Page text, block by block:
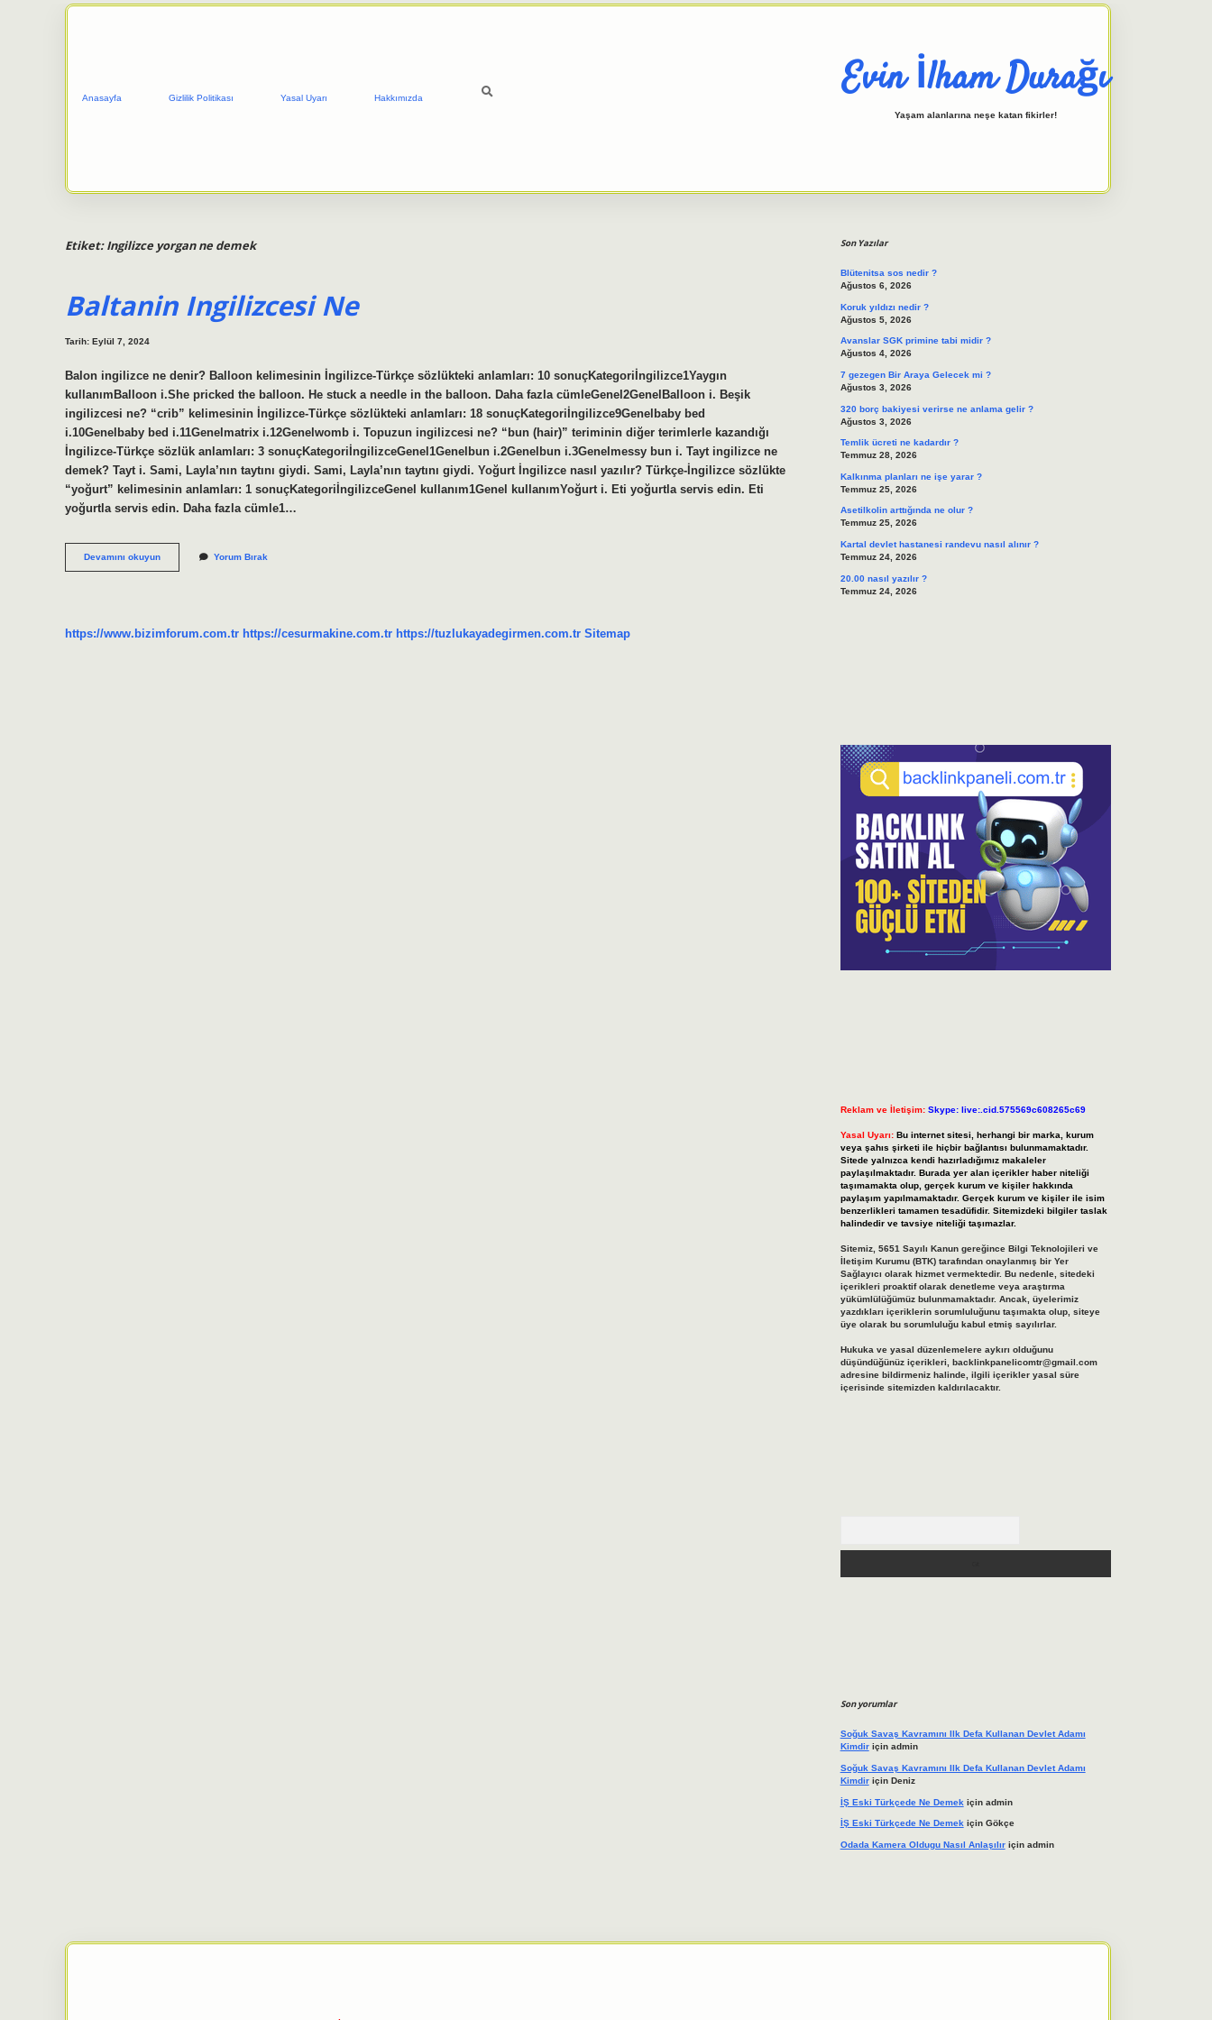
Anasayfa Gizlilik Politikası Yasal Uyarı Hakkımızda Evin İlham Durağı
Yaşam alanlarına neşe katan fikirler!
Etiket:Ingilizce yorgan ne demek
Baltanin Ingilizcesi Ne
Tarih: Eylül 7, 2024
Balon ingilizce ne denir? Balloon kelimesinin İngilizce-Türkçe sözlükteki anlamları: 10 sonuçKategoriİngilizce1Yaygın
kullanımBalloon i.She pricked the balloon. He stuck a needle in the balloon. Daha fazla cümleGenel2GenelBalloon i. Beşik
ingilizcesi ne? “crib” kelimesinin İngilizce-Türkçe sözlükteki anlamları: 18 sonuçKategoriİngilizce9Genelbaby bed
i.10Genelbaby bed i.11Genelmatrix i.12Genelwomb i. Topuzun ingilizcesi ne? “bun (hair)” teriminin diğer terimlerle kazandığı
İngilizce-Türkçe sözlük anlamları: 3 sonuçKategoriİngilizceGenel1Genelbun i.2Genelbun i.3Genelmessy bun i. Tayt ingilizce ne
demek? Tayt i. Sami, Layla’nın taytını giydi. Sami, Layla’nın taytını giydi. Yoğurt İngilizce nasıl yazılır? Türkçe-İngilizce sözlükte
“yoğurt” kelimesinin anlamları: 1 sonuçKategoriİngilizceGenel kullanım1Genel kullanımYoğurt i. Eti yoğurtla servis edin. Eti
yoğurtla servis edin. Daha fazla cümle1…
Devamını okuyunBaltanin
Ingilizcesi
Yorum Bırak
https://www.bizimforum.com.tr https://cesurmakine.com.tr https://tuzlukayadegirmen.com.tr Sitemap
Son Yazılar
Blütenitsa sos nedir ?
Ağustos 6, 2026
Koruk yıldızı nedir ?
Ağustos 5, 2026
Avanslar SGK primine tabi midir ?
Ağustos 4, 2026
7 gezegen Bir Araya Gelecek mi ?
Ağustos 3, 2026
320 borç bakiyesi verirse ne anlama gelir ?
Ağustos 3, 2026
Temlik ücreti ne kadardır ?
Temmuz 28, 2026
Kalkınma planları ne işe yarar ?
Temmuz 25, 2026
Asetilkolin arttığında ne olur ?
Temmuz 25, 2026
Kartal devlet hastanesi randevu nasıl alınır ?
Temmuz 24, 2026
20.00 nasıl yazılır ?
Temmuz 24, 2026
Reklam ve İletişim: Skype: live:.cid.575569c608265c69
Yasal Uyarı: Bu internet sitesi, herhangi bir marka, kurum
veya şahıs şirketi ile hiçbir bağlantısı bulunmamaktadır.
Sitede yalnızca kendi hazırladığımız makaleler
paylaşılmaktadır. Burada yer alan içerikler haber niteliği
taşımamakta olup, gerçek kurum ve kişiler hakkında
paylaşım yapılmamaktadır. Gerçek kurum ve kişiler ile isim
benzerlikleri tamamen tesadüfidir. Sitemizdeki bilgiler taslak
halindedir ve tavsiye niteliği taşımazlar.
Sitemiz, 5651 Sayılı Kanun gereğince Bilgi Teknolojileri ve
İletişim Kurumu (BTK) tarafından onaylanmış bir Yer
Sağlayıcı olarak hizmet vermektedir. Bu nedenle, sitedeki
içerikleri proaktif olarak denetleme veya araştırma
yükümlülüğümüz bulunmamaktadır. Ancak, üyelerimiz
yazdıkları içeriklerin sorumluluğunu taşımakta olup, siteye
üye olarak bu sorumluluğu kabul etmiş sayılırlar.
Hukuka ve yasal düzenlemelere aykırı olduğunu
düşündüğünüz içerikleri, backlinkpanelicomtr@gmail.com
adresine bildirmeniz halinde, ilgili içerikler yasal süre
içerisinde sitemizden kaldırılacaktır.
Son yorumlar
Soğuk Savaş Kavramını Ilk Defa Kullanan Devlet Adamı
Kimdiriçin admin
Soğuk Savaş Kavramını Ilk Defa Kullanan Devlet Adamı
Kimdiriçin Deniz
İŞ Eski Türkçede Ne Demek için admin
İŞ Eski Türkçede Ne Demek için Gökçe
Odada Kamera Oldugu Nasıl Anlaşılıriçin admin